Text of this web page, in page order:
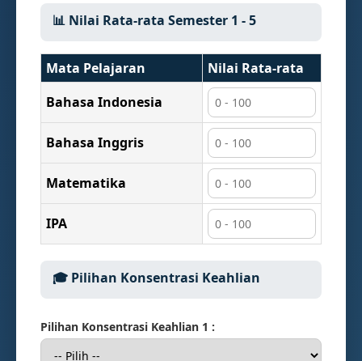
📊 Nilai Rata-rata Semester 1 - 5
Mata Pelajaran
Nilai Rata-rata
Bahasa Indonesia
Bahasa Inggris
Matematika
IPA
🎓 Pilihan Konsentrasi Keahlian
Pilihan Konsentrasi Keahlian 1 :